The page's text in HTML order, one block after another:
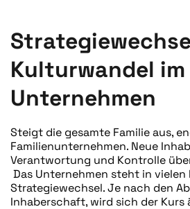
Kulturwandel im
Unternehmen
Steigt die gesamte Familie aus,
Familienunternehmen. Neue
Verantwortung und Kontrolle
Das Unternehmen steht in vielen
Strategiewechsel. Je nach den
Inhaberschaft, wird sich der Kurs